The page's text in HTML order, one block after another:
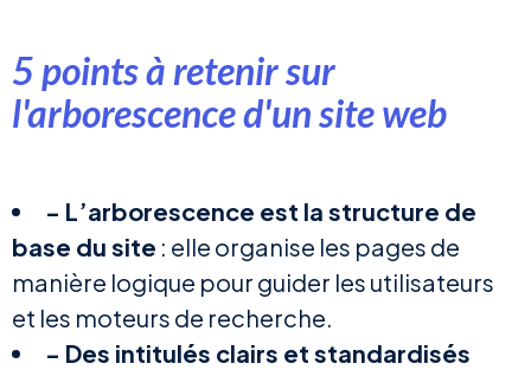
5 points à retenir sur
l'arborescence d'un site web
- L’arborescence est la structure de
base du site : elle organise les pages de
manière logique pour guider les utilisateurs
et les moteurs de recherche.
- Des intitulés clairs et standardisés